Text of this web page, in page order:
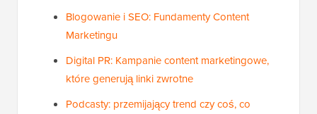
Blogowanie i SEO: Fundamenty Content
Marketingu
Digital PR: Kampanie content marketingowe,
które generują linki zwrotne
Podcasty: przemijający trend czy coś, co